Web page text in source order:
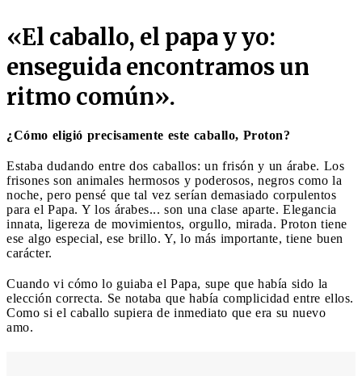
«El caballo, el papa y yo:
enseguida encontramos un
ritmo común».
¿Cómo eligió precisamente este caballo, Proton?
Estaba dudando entre dos caballos: un frisón y un árabe. Los
frisones son animales hermosos y poderosos, negros como la
noche, pero pensé que tal vez serían demasiado corpulentos
para el Papa. Y los árabes... son una clase aparte. Elegancia
innata, ligereza de movimientos, orgullo, mirada. Proton tiene
ese algo especial, ese brillo. Y, lo más importante, tiene buen
carácter.
Cuando vi cómo lo guiaba el Papa, supe que había sido la
elección correcta. Se notaba que había complicidad entre ellos.
Como si el caballo supiera de inmediato que era su nuevo
amo.